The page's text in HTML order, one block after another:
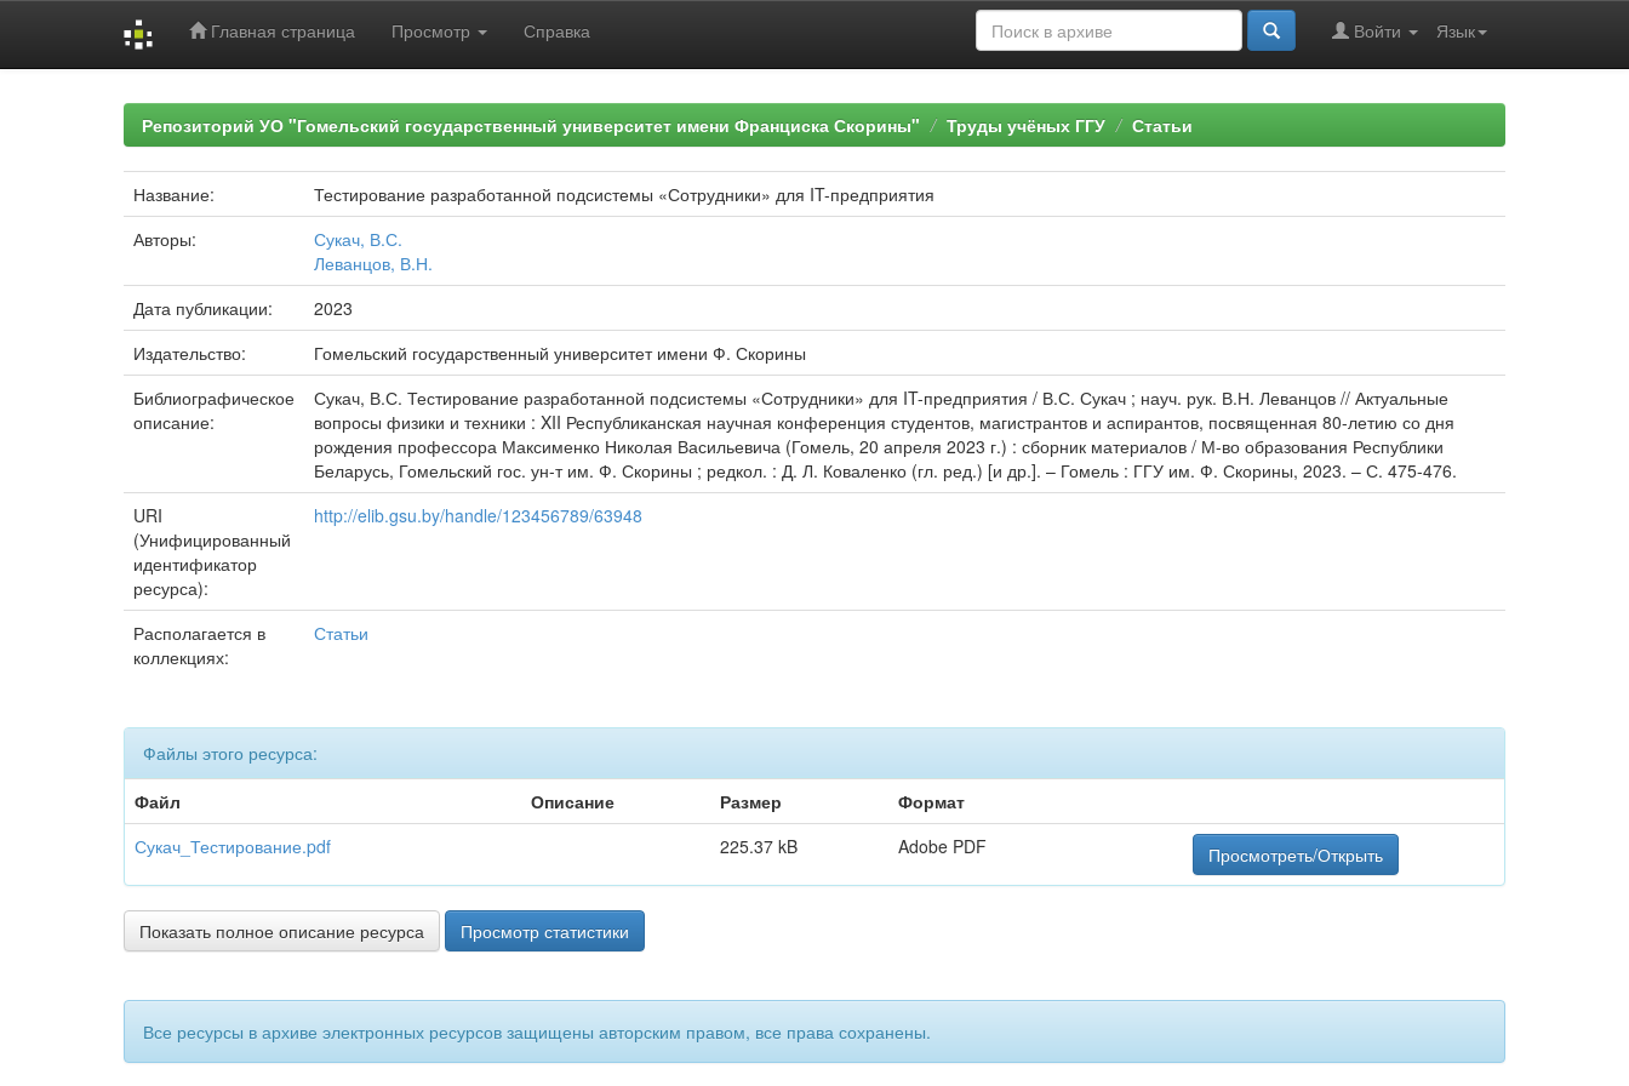
Главная страница Просмотр Справка Язык
Войти
Репозиторий УО "Гомельский государственный университет имени Франциска Скорины" Труды учёных ГГУ Статьи
Название:
Тестирование разработанной подсистемы «Сотрудники» для IT-предприятия
Авторы:
Сукач, В.С.
Леванцов, В.Н.
Дата публикации:
2023
Издательство:
Гомельский государственный университет имени Ф. Скорины
Библиографическое
описание:
Сукач, В.С. Тестирование разработанной подсистемы «Сотрудники» для IT-предприятия / В.С. Сукач ; науч. рук. В.Н. Леванцов // Актуальные
вопросы физики и техники : XII Республиканская научная конференция студентов, магистрантов и аспирантов, посвященная 80-летию со дня
рождения профессора Максименко Николая Васильевича (Гомель, 20 апреля 2023 г.) : сборник материалов / М-во образования Республики
Беларусь, Гомельский гос. ун-т им. Ф. Скорины ; редкол. : Д. Л. Коваленко (гл. ред.) [и др.]. – Гомель : ГГУ им. Ф. Скорины, 2023. – С. 475-476.
URI
(Унифицированный
идентификатор
ресурса):
http://elib.gsu.by/handle/123456789/63948
Располагается в
коллекциях:
Статьи
Файлы этого ресурса:
Файл
Описание Размер
Формат
Сукач_Тестирование.pdf
225.37 kB Adobe PDF Просмотреть/Открыть
Показать полное описание ресурса Просмотр статистики
Все ресурсы в архиве электронных ресурсов защищены авторским правом, все права сохранены.